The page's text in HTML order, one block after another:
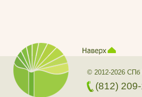
© 2012-2026 СПб
(812)